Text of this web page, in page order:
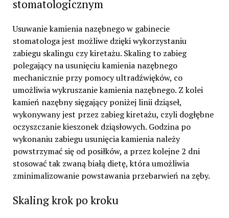
stomatologicznym
Usuwanie kamienia nazębnego w gabinecie
stomatologa jest możliwe dzięki wykorzystaniu
zabiegu skalingu czy kiretażu. Skaling to zabieg
polegający na usunięciu kamienia nazębnego
mechanicznie przy pomocy ultradźwięków, co
umożliwia wykruszanie kamienia nazębnego. Z kolei
kamień nazębny sięgający poniżej linii dziąseł,
wykonywany jest przez zabieg kiretażu, czyli dogłębne
oczyszczanie kieszonek dziąsłowych. Godzina po
wykonaniu zabiegu usunięcia kamienia należy
powstrzymać się od posiłków, a przez kolejne 2 dni
stosować tak zwaną białą dietę, która umożliwia
zminimalizowanie powstawania przebarwień na zęby.
Skaling krok po kroku